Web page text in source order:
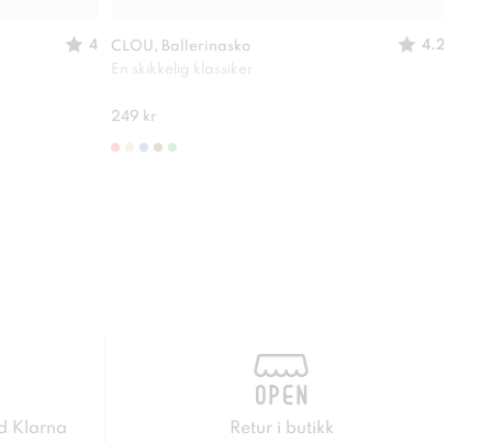
4 CLOU, Ballerinasko
4.2
En skikkelig klassiker
249 kr
Klarna Retur i butikk